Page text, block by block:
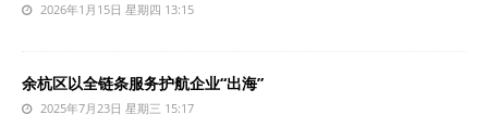
2026年1月15日 星期四 13:15
余杭区以全链条服务护航企业“出海”
2025年7月23日 星期三 15:17